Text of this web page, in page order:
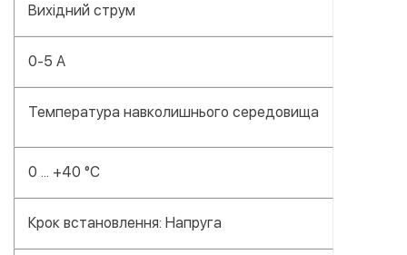
Вихідний струм
0-5 А
Температура навколишнього середовища
0 ... +40 °C
Крок встановлення: Напруга